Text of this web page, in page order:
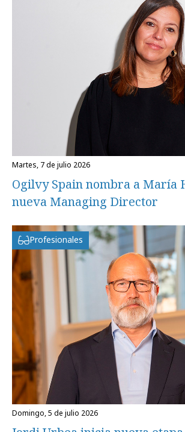
martes, 7 de julio 2026
Ogilvy Spain nombra a María
nueva Managing Director
Profesionales
domingo, 5 de julio 2026